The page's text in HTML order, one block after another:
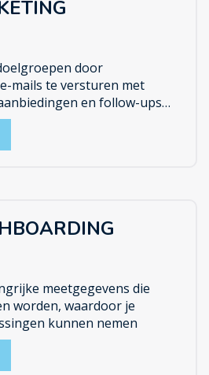
door
mails te versturen met
en follow-ups
te verbeteren
meetgegevens die
worden, waardoor je
kunnen nemen